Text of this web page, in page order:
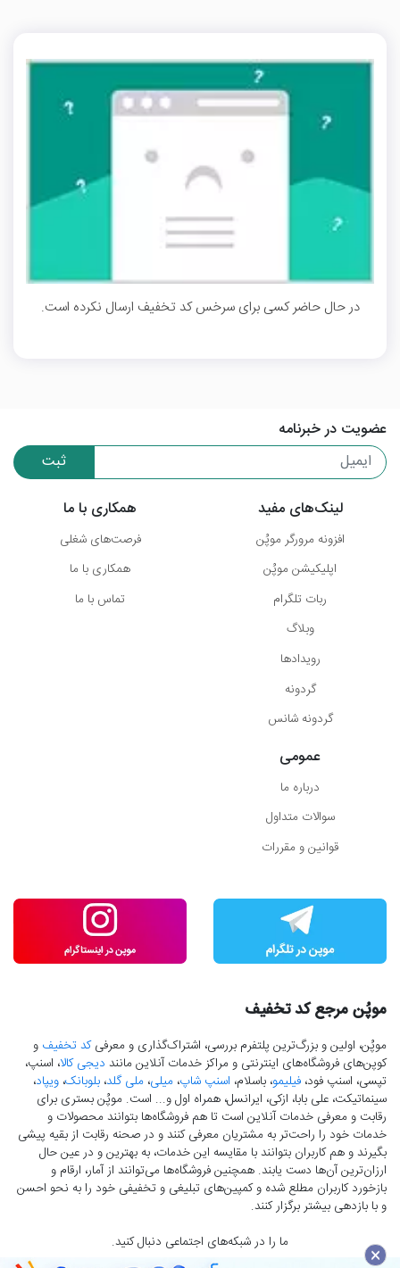
در حال حاضر کسی برای سرخس کد تخفیف ارسال نکرده است.
عضویت در خبرنامه
ثبت
لینک‌های مفید
افزونه مرورگر موپُن
اپلیکیشن موپُن
ربات تلگرام
وبلاگ
رویدادها
گردونه
گردونه شانس
همکاری با ما
فرصت‌های شغلی
همکاری با ما
تماس با ما
عمومی
درباره ما
سوالات متداول
قوانین و مقررات
موپُن مرجع کد تخفیف
موپُن، اولین و بزرگ‌ترین پلتفرم بررسی، اشتراک‌گذاری و معرفیکد تخفیف و
کوپن‌های فروشگاه‌های اینترنتی و مراکز خدمات آنلاین مانند دیجی کالا، اسنپ،
تپسی، اسنپ فود، فیلیمو، باسلام، اسنپ شاپ، میلی، ملی گلد، بلوبانک، ویپاد،
سینماتیکت، علی بابا، ازکی، ایرانسل، همراه اول و... است. موپُن بستری برای
رقابت و معرفی خدمات آنلاین است تا هم فروشگاه‌ها بتوانند محصولات و
خدمات خود را راحت‌تر به مشتریان معرفی کنند و در صحنه رقابت از بقیه پیشی
بگیرند و هم کاربران بتوانند با مقایسه این خدمات، به بهترین و در عین حال
ارزان‌ترین آن‌ها دست‌ یابند. همچنین فروشگاه‌ها می‌توانند از آمار، ارقام و
بازخورد کاربران مطلع شده و کمپین‌های تبلیغی و تخفیفی خود را به نحو احسن
و با بازدهی بیشتر برگزار کنند.
ما را در شبکه‌های اجتماعی دنبال کنید.
×